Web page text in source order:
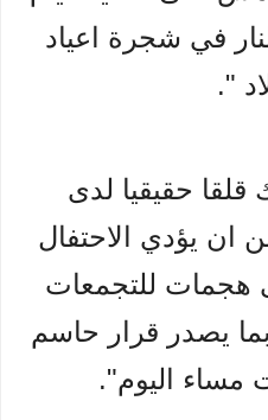
في شجرة اعياد
".
حقيقيا لدى
ان يؤدي الاحتفال
هجمات للتجمعات
يصدر قرار حاسم
مساء اليوم".